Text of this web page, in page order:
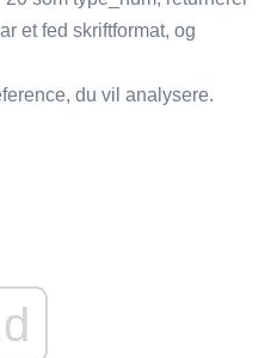
et fed skriftformat, og
du vil analysere.